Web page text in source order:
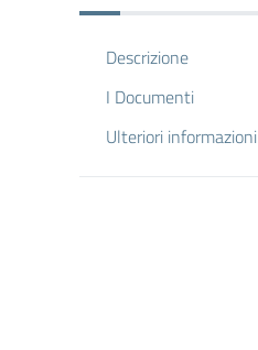
Descrizione
I Documenti
Ulteriori informazioni